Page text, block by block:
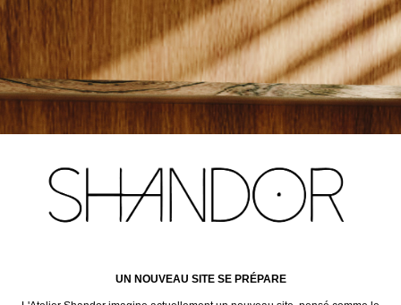
UN NOUVEAU SITE SE PRÉPARE